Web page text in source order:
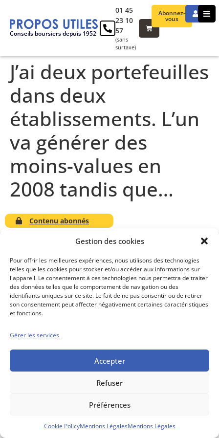
Gestion des cookies
Pour offrir les meilleures expériences, nous utilisons des technologies
telles que les cookies pour stocker et/ou accéder aux informations sur
l'appareil. Le consentement à ces technologies nous permettra de traiter
des données telles que le comportement de navigation ou des
identifiants uniques sur ce site. Le fait de ne pas consentir ou de retirer
son consentement peut affecter négativement certaines caractéristiques
et fonctions.
Gérer les services
Accepter
Refuser
Préférences
Cookie PolicyMentions LégalesMentions Légales
Conseils boursiers depuis 1952
Abonnez-
vous
01 45
23 10
57
(sans
surtaxe)
J’ai deux portefeuilles
dans deux
établissements. L’un
va générer des
moins-values en
2008 tandis que…
Contenu abonnés
Conseils boursiers depuis 1952
Propos Utiles est
une publication
des Editions
Marigny